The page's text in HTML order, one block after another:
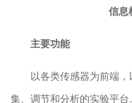
信息
主要功能
以各类传感器为前端
集、 调节和分析的实验平台